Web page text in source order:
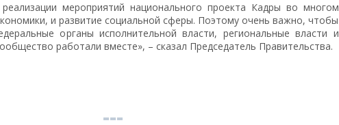
мероприятий национального проекта Кадры во многом
и развитие социальной сферы. Поэтому очень важно, чтобы
органы исполнительной власти, региональные власти и
работали вместе», – сказал Председатель Правительства.